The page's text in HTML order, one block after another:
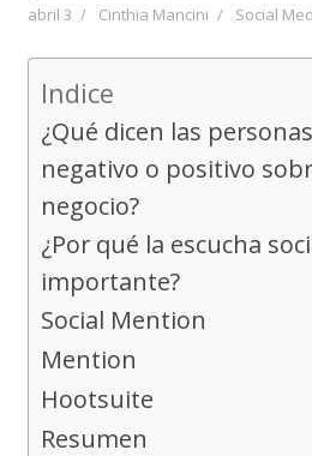
abril 3 Cinthia Mancini Social
Indice
¿Qué dicen las
negativo o positivo
negocio?
¿Por qué la escucha
importante?
Social Mention
Mention
Hootsuite
Resumen